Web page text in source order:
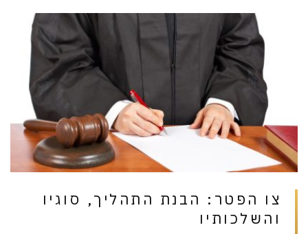
צו הפטר: הבנת התהליך, סוגיו
והשלכותיו